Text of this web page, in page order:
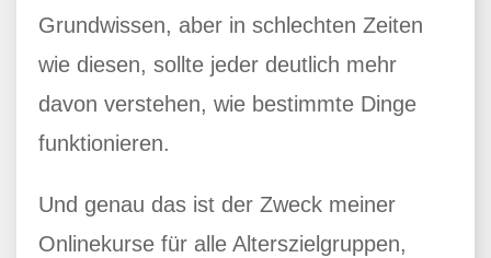
Grundwissen, aber in schlechten Zeiten
wie diesen, sollte jeder deutlich mehr
davon verstehen, wie bestimmte Dinge
funktionieren.
Und genau das ist der Zweck meiner
Onlinekurse für alle Alterszielgruppen,